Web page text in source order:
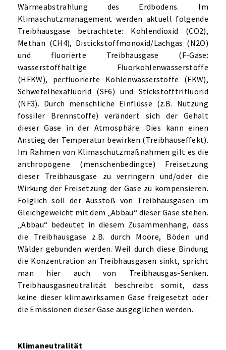
Wärmeabstrahlung des Erdbodens. Im
Klimaschutzmanagement werden aktuell folgende
Treibhausgase betrachtete: Kohlendioxid (CO2),
Methan (CH4), Distickstoffmonoxid/Lachgas (N2O)
und fluorierte Treibhausgase (F-Gase:
wasserstoffhaltige Fluorkohlenwasserstoffe
(HFKW), perfluorierte Kohlenwasserstoffe (FKW),
Schwefelhexafluorid (SF6) und Stickstofftrifluorid
(NF3). Durch menschliche Einflüsse (z.B. Nutzung
fossiler Brennstoffe) verändert sich der Gehalt
dieser Gase in der Atmosphäre. Dies kann einen
Anstieg der Temperatur bewirken (Treibhauseffekt).
Im Rahmen von Klimaschutzmaßnahmen gilt es die
anthropogene (menschenbedingte) Freisetzung
dieser Treibhausgase zu verringern und/oder die
Wirkung der Freisetzung der Gase zu kompensieren.
Folglich soll der Ausstoß von Treibhausgasen im
Gleichgeweicht mit dem „Abbau“ dieser Gase stehen.
„Abbau“ bedeutet in diesem Zusammenhang, dass
die Treibhausgase z.B. durch Moore, Böden und
Wälder gebunden werden. Weil durch diese Bindung
die Konzentration an Treibhausgasen sinkt, spricht
man hier auch von Treibhausgas-Senken.
Treibhausgasneutralität beschreibt somit, dass
keine dieser klimawirksamen Gase freigesetzt oder
die Emissionen dieser Gase ausgeglichen werden.
Klimaneutralität